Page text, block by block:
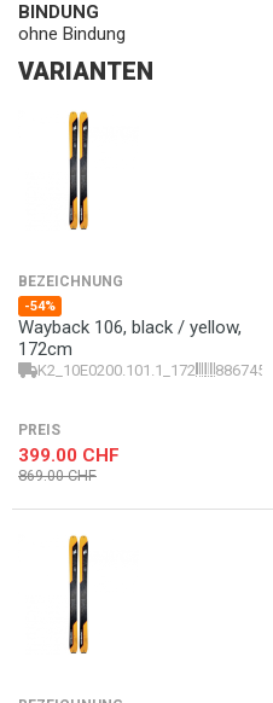
BINDUNG
ohne Bindung
VARIANTEN
BEZEICHNUNG
-54%
Wayback 106, black / yellow,
172cm
K2_10E0200.101.1_172
PREIS
399.00 CHF
869.00 CHF